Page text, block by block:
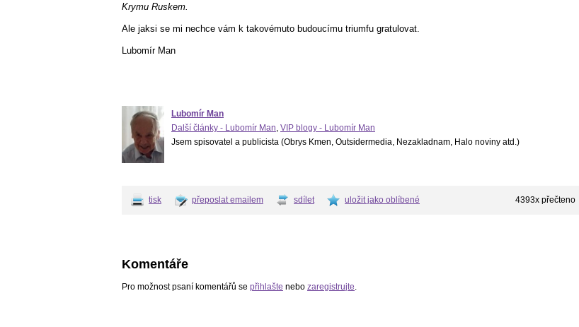
Krymu Ruskem.
Ale jaksi se mi nechce vám k takovémuto budoucímu triumfu gratulovat.
Lubomír Man
Lubomír Man
Další články - Lubomír Man, VIP blogy - Lubomír Man
Jsem spisovatel a publicista (Obrys Kmen, Outsidermedia, Nezakladnam, Halo noviny atd.)
tisk přeposlat emailem sdílet uložit jako oblíbené 4393x přečteno
Komentáře
Pro možnost psaní komentářů se přihlašte nebo zaregistrujte